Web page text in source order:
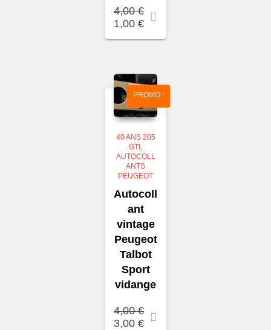
4,00€
Le
4,00 €.
1,00 €Le
1,00 €.
PROMO !
40 ANS 205
GTI
AUTOCOLL
ANTS
PEUGEOT
Autocoll
ant
vintage
Peugeot
Talbot
Sport
vidange
4,00€
Le
3,00 €Le